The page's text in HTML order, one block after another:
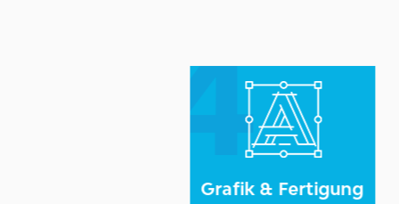
4
Grafik & Fertigung
Grafik & Fertigung
Mit Ihren Markenvorlagen geht es in die Produktion. In
unseren eigenen Fertigungsstätten drucken wir die
Grafiken und bauen die Standkonstruktion. Das
funktioniert.